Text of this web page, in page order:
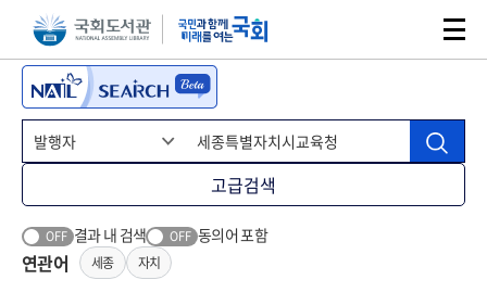
본문 바로가기주메뉴 바로가기
고급검색
OFF 결과 내 검색 OFF 동의어 포함
연관어 세종 자치